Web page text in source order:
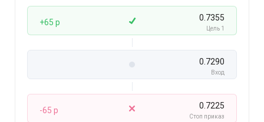
+65 p 0.7355
Цель 1
0.7290
Вход
-65 p 0.7225
Стоп приказ